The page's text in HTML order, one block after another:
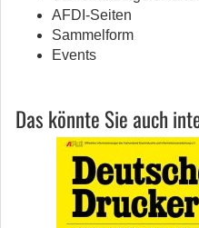
AFDI-Seiten
Sammelform
Events
Das könnte Sie auch